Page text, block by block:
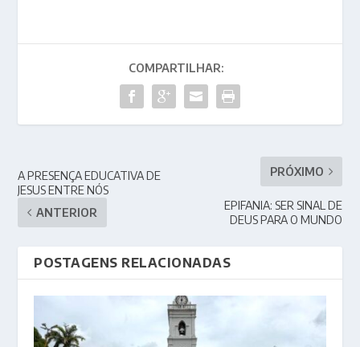
COMPARTILHAR:
A PRESENÇA EDUCATIVA DE
JESUS ENTRE NÓS
ANTERIOR
PRÓXIMO
EPIFANIA: SER SINAL DE
DEUS PARA O MUNDO
POSTAGENS RELACIONADAS